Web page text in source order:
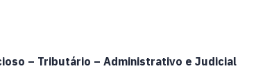
– Tributário – Administrativo e Judicial